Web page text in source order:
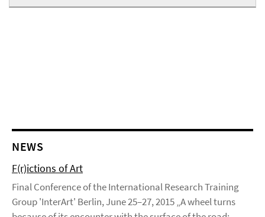
NEWS
F(r)ictions of Art
Final Conference of the International Research Training
Group 'InterArt' Berlin, June 25–27, 2015 „A wheel turns